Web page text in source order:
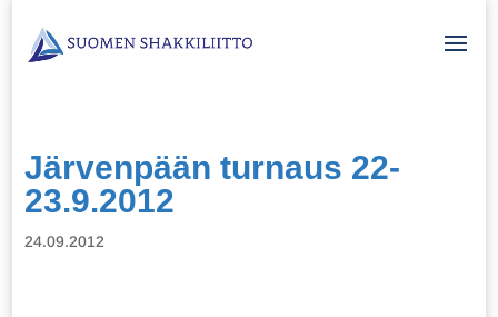
Järvenpään turnaus 22-
23.9.2012
24.09.2012